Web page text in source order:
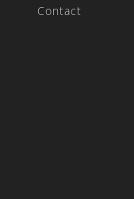
Contact